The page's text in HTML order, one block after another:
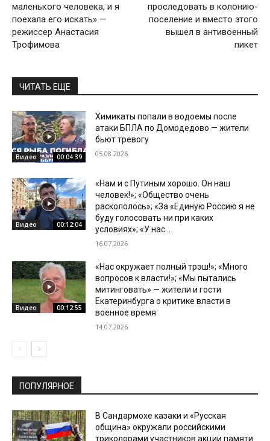
маленького человека, и я
поехала его искать» —
режиссер Анастасия
Трофимова
проследовать в колонию-
поселение и вместо этого
вышел в антивоенный
пикет
ЧИТАТЬ ЕЩЕ
Видео 00:04:39
Химикаты попали в водоемы после
атаки БПЛА по Домодедово — жители
бьют тревогу
05.08.2026
Видео 00:12:04
«Нам и с Путиным хорошо. Он наш
человек!»; «Общество очень
раскололось»; «За «Единую Россию я не
буду голосовать ни при каких
условиях»; «У нас...
16.07.2026
Видео 00:12:55
«Нас окружает полный трэш!»; «Много
вопросов к власти!»; «Мы пытались
митинговать» — жители и гости
Екатеринбурга о критике власти в
военное время
14.07.2026
ПОПУЛЯРНОЕ
В Сандармохе казаки и «Русская
община» окружали российскими
триколорами участников акции памяти